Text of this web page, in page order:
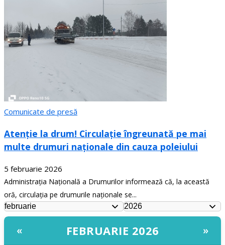
Comunicate de presă
Atenție la drum! Circulație îngreunată pe mai
multe drumuri naționale din cauza poleiului
5 februarie 2026
Administrația Națională a Drumurilor informează că, la această
oră, circulația pe drumurile naționale se...
« FEBRUARIE 2026 »